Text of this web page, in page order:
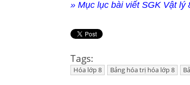
» Mục lục bài viết SGK Vật lý
Tags:
Hóa lớp 8 Bảng hóa trị hóa lớp 8